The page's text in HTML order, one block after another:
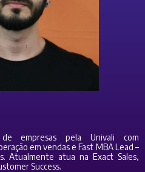
empresas pela Univali com
em vendas e Fast MBA Lead –
Atualmente atua na Exact Sales,
Success.